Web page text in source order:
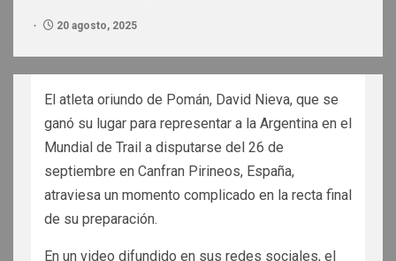
20 agosto, 2025
El atleta oriundo de Pomán, David Nieva, que se
ganó su lugar para representar a la Argentina en el
Mundial de Trail a disputarse del 26 de
septiembre en Canfran Pirineos, España,
atraviesa un momento complicado en la recta final
de su preparación.
En un video difundido en sus redes sociales, el